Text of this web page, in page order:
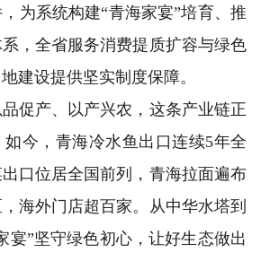
为系统构建“青海家宴”培育、推
，全省服务消费提质扩容与绿色
建设提供坚实制度保障。
产、以产兴农，这条产业链正
今，青海冷水鱼出口连续5年全
口位居全国前列，青海拉面遍布
海外门店超百家。从中华水塔到
宴”坚守绿色初心，让好生态做出